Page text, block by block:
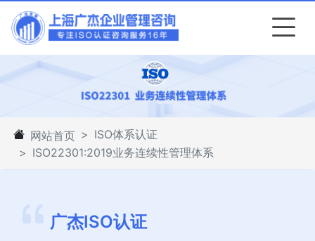
网站首页
ISO体系认证
ISO22301:2019业务连续性管理体系
广杰ISO认证